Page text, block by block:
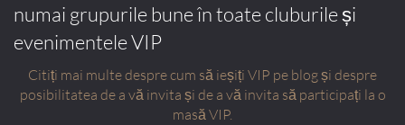
numai grupurile bune în toate cluburile și
evenimentele VIP
Citiți mai multe despre cum să ieșiți VIP pe blog și despre
posibilitatea de a vă invita și de a vă invita să participați la o
masă VIP.